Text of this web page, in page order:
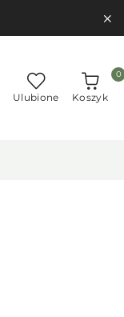
Ulubione Koszyk
0